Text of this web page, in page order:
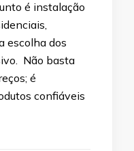
é instalação
escolha dos
Não basta
é
confiáveis